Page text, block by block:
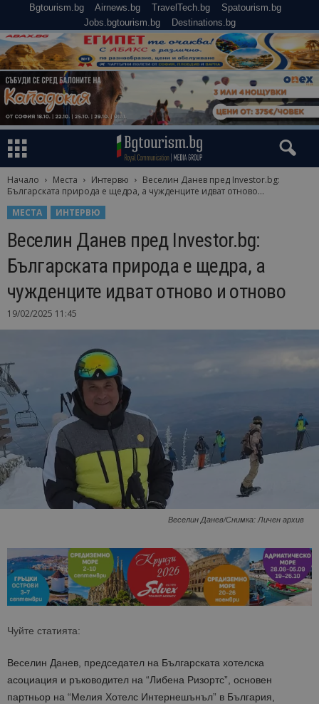
Bgtourism.bg Airnews.bg TravelTech.bg
Spatourism.bg
Jobs.bgtourism.bg
Destinations.bg
Начало Места Интервю
Веселин Данев пред Investor.bg:
Българската природа е щедра, а чужденците идват отново...
МЕСТА
ИНТЕРВЮ
Веселин Данев пред Investor.bg:
Българската природа е щедра, а
чужденците идват отново и отново
19/02/2025 11:45
Веселин Данев/Снимка: Личен архив
Чуйте статията:
Веселин Данев, председател на Българската хотелска
асоциация и ръководител на “Либена Ризортс”, основен
партньор на “Мелия Хотелс Интернешънъл” в България,